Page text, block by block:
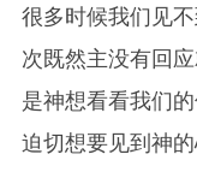
很多时候我们见
次既然主没有回
是神想看看我们
迫切想要见到神